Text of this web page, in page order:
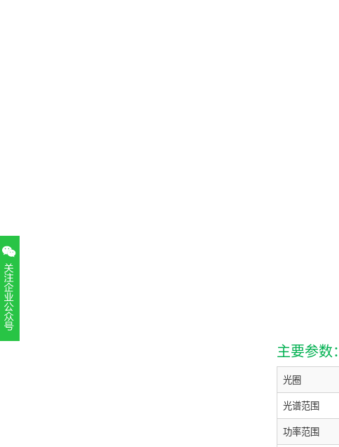
主要参数：
光圈
光谱范围
功率范围
扫一扫，关注官方账号